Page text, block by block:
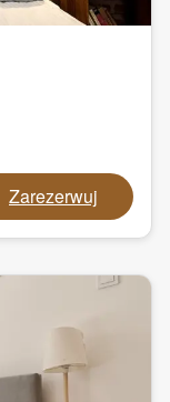
Zarezerwuj